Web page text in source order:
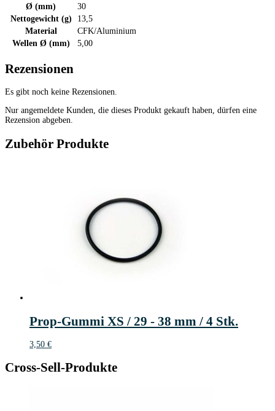
Ø (mm)
30
Nettogewicht (g)
13,5
Material
CFK/Aluminium
Wellen Ø (mm)
5,00
Rezensionen
Es gibt noch keine Rezensionen.
Nur angemeldete Kunden, die dieses Produkt gekauft haben, dürfen eine
Rezension abgeben.
Zubehör Produkte
Prop-Gummi XS / 29 - 38 mm / 4 Stk.
3,50 €
Cross-Sell-Produkte